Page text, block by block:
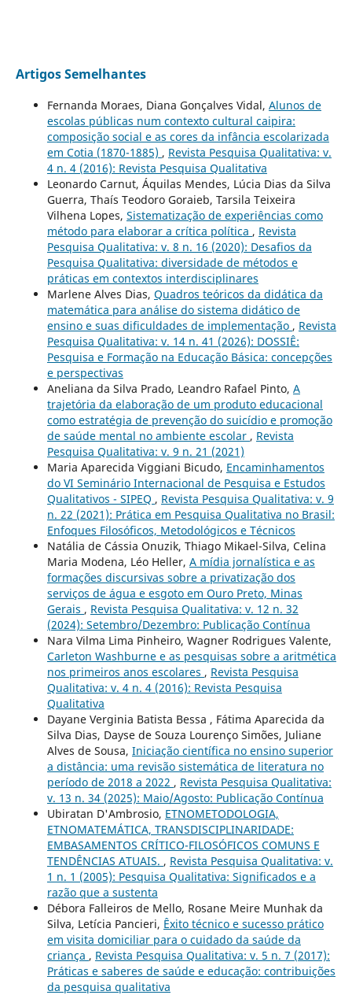
Artigos Semelhantes
Fernanda Moraes, Diana Gonçalves Vidal, Alunos de
escolas públicas num contexto cultural caipira:
composição social e as cores da infância escolarizada
em Cotia (1870-1885) , Revista Pesquisa Qualitativa: v.
4 n. 4 (2016): Revista Pesquisa Qualitativa
Leonardo Carnut, Áquilas Mendes, Lúcia Dias da Silva
Guerra, Thaís Teodoro Goraieb, Tarsila Teixeira
Vilhena Lopes, Sistematização de experiências como
método para elaborar a crítica política , Revista
Pesquisa Qualitativa: v. 8 n. 16 (2020): Desafios da
Pesquisa Qualitativa: diversidade de métodos e
práticas em contextos interdisciplinares
Marlene Alves Dias, Quadros teóricos da didática da
matemática para análise do sistema didático de
ensino e suas dificuldades de implementação , Revista
Pesquisa Qualitativa: v. 14 n. 41 (2026): DOSSIÊ:
Pesquisa e Formação na Educação Básica: concepções
e perspectivas
Aneliana da Silva Prado, Leandro Rafael Pinto, A
trajetória da elaboração de um produto educacional
como estratégia de prevenção do suicídio e promoção
de saúde mental no ambiente escolar , Revista
Pesquisa Qualitativa: v. 9 n. 21 (2021)
Maria Aparecida Viggiani Bicudo, Encaminhamentos
do VI Seminário Internacional de Pesquisa e Estudos
Qualitativos - SIPEQ , Revista Pesquisa Qualitativa: v. 9
n. 22 (2021): Prática em Pesquisa Qualitativa no Brasil:
Enfoques Filosóficos, Metodológicos e Técnicos
Natália de Cássia Onuzik, Thiago Mikael-Silva, Celina
Maria Modena, Léo Heller, A mídia jornalística e as
formações discursivas sobre a privatização dos
serviços de água e esgoto em Ouro Preto, Minas
Gerais , Revista Pesquisa Qualitativa: v. 12 n. 32
(2024): Setembro/Dezembro: Publicação Contínua
Nara Vilma Lima Pinheiro, Wagner Rodrigues Valente,
Carleton Washburne e as pesquisas sobre a aritmética
nos primeiros anos escolares , Revista Pesquisa
Qualitativa: v. 4 n. 4 (2016): Revista Pesquisa
Qualitativa
Dayane Verginia Batista Bessa , Fátima Aparecida da
Silva Dias, Dayse de Souza Lourenço Simões, Juliane
Alves de Sousa, Iniciação científica no ensino superior
a distância: uma revisão sistemática de literatura no
período de 2018 a 2022 , Revista Pesquisa Qualitativa:
v. 13 n. 34 (2025): Maio/Agosto: Publicação Contínua
Ubiratan D'Ambrosio, ETNOMETODOLOGIA,
ETNOMATEMÁTICA, TRANSDISCIPLINARIDADE:
EMBASAMENTOS CRÍTICO-FILOSÓFICOS COMUNS E
TENDÊNCIAS ATUAIS. , Revista Pesquisa Qualitativa: v.
1 n. 1 (2005): Pesquisa Qualitativa: Significados e a
razão que a sustenta
Débora Falleiros de Mello, Rosane Meire Munhak da
Silva, Letícia Pancieri, Êxito técnico e sucesso prático
em visita domiciliar para o cuidado da saúde da
criança , Revista Pesquisa Qualitativa: v. 5 n. 7 (2017):
Práticas e saberes de saúde e educação: contribuições
da pesquisa qualitativa